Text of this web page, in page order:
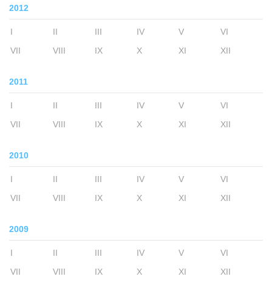
2012
I II III IV V
VI
VII
VIII IX X XI XII
2011
I II III IV V
VI
VII
VIII IX X XI XII
2010
I II III IV V
VI
VII
VIII IX X XI XII
2009
I II III IV V
VI
VII
VIII IX X XI XII